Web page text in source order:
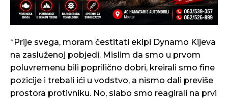
“Prije svega, moram čestitati ekipi Dynamo Kijeva
na zasluženoj pobjedi. Mislim da smo u prvom
poluvremenu bili poprilično dobri, kreirali smo fine
pozicije i trebali ići u vodstvo, a nismo dali previše
prostora protivniku. No, slabo smo reagirali na prvi